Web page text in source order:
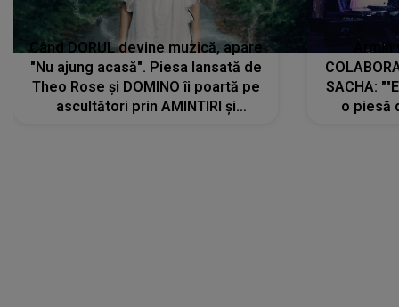
Când DORUL devine muzică, apare
"Nu ajung acasă". Piesa lansată de
Theo Rose și DOMINO îi poartă pe
ascultători prin AMINTIRI și
SACHA:
o piesă